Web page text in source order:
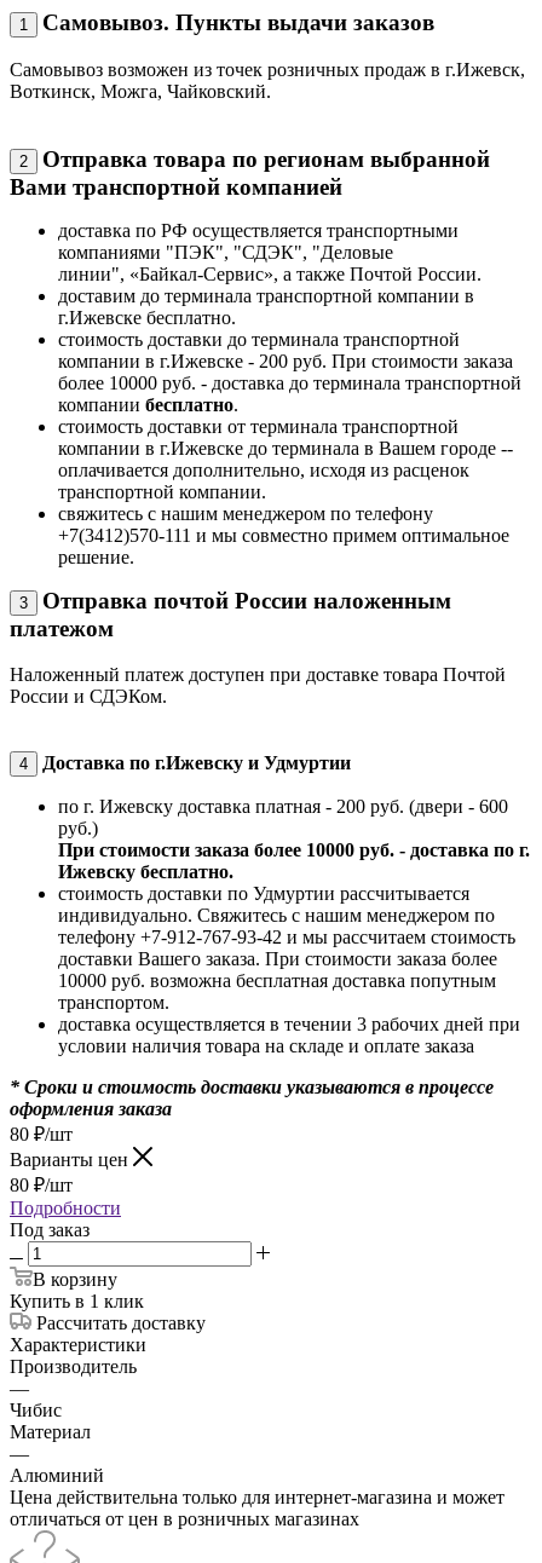
1 Самовывоз. Пункты выдачи заказов
Самовывоз возможен из точек розничных продаж в г.Ижевск,
Воткинск, Можга, Чайковский.
2
Отправка товара по регионам выбранной
Вами транспортной компанией
доставка по РФ осуществляется транспортными
компаниями "ПЭК", "СДЭК", "Деловые
линии", «Байкал-Сервис», а также Почтой России.
доставим до терминала транспортной компании в
г.Ижевске бесплатно.
стоимость доставки до терминала транспортной
компании в г.Ижевске - 200 руб. При стоимости заказа
более 10000 руб. - доставка до терминала транспортной
компании бесплатно.
стоимость доставки от терминала транспортной
компании в г.Ижевске до терминала в Вашем городе --
оплачивается дополнительно, исходя из расценок
транспортной компании.
свяжитесь с нашим менеджером по телефону
+7(3412)570-111 и мы совместно примем оптимальное
решение.
3
Отправка почтой России наложенным
платежом
Наложенный платеж доступен при доставке товара Почтой
России и СДЭКом.
4 Доставка по г.Ижевску и Удмуртии
по г. Ижевску доставка платная - 200 руб. (двери - 600
руб.)
При стоимости заказа более 10000 руб. - доставка по г.
Ижевску бесплатно.
стоимость доставки по Удмуртии рассчитывается
индивидуально. Свяжитесь с нашим менеджером по
телефону +7-912-767-93-42 и мы рассчитаем стоимость
доставки Вашего заказа. При стоимости заказа более
10000 руб. возможна бесплатная доставка попутным
транспортом.
доставка осуществляется в течении 3 рабочих дней при
условии наличия товара на складе и оплате заказа
* Сроки и стоимость доставки указываются в процессе
оформления заказа
80 ₽/шт
Варианты цен
80 ₽/шт
Подробности
Под заказ
В корзину
Купить в 1 клик
Рассчитать доставку
Характеристики
Производитель
—
Чибис
Материал
—
Алюминий
Цена действительна только для интернет-магазина и может
отличаться от цен в розничных магазинах